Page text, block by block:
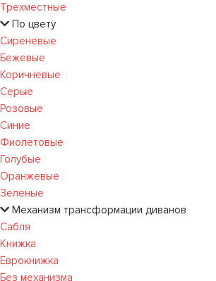
Трехместные
По цвету
Сиреневые
Бежевые
Коричневые
Серые
Розовые
Синие
Фиолетовые
Голубые
Оранжевые
Зеленые
Механизм трансформации диванов
Сабля
Книжка
Еврокнижка
Без механизма